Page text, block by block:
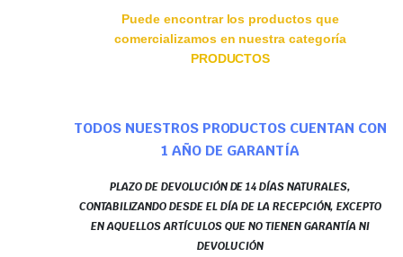
Puede encontrar los productos que
comercializamos en nuestra categoría
PRODUCTOS
TODOS NUESTROS PRODUCTOS CUENTAN CON
1 AÑO DE GARANTÍA
PLAZO DE DEVOLUCIÓN DE 14 DÍAS NATURALES,
CONTABILIZANDO DESDE EL DÍA DE LA RECEPCIÓN, EXCEPTO
EN AQUELLOS ARTÍCULOS QUE NO TIENEN GARANTÍA NI
DEVOLUCIÓN